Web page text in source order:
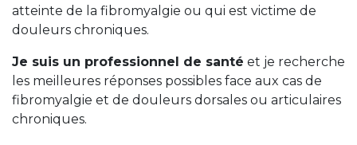
atteinte de la fibromyalgie ou qui est victime de
douleurs chroniques.
Je suis un professionnel de santé et je recherche
les meilleures réponses possibles face aux cas de
fibromyalgie et de douleurs dorsales ou articulaires
chroniques.